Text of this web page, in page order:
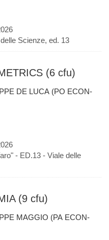
Scienze, ed. 13
(6 cfu)
DE LUCA (PO ECON-
- ED.13 - Viale delle
(9 cfu)
MAGGIO (PA ECON-